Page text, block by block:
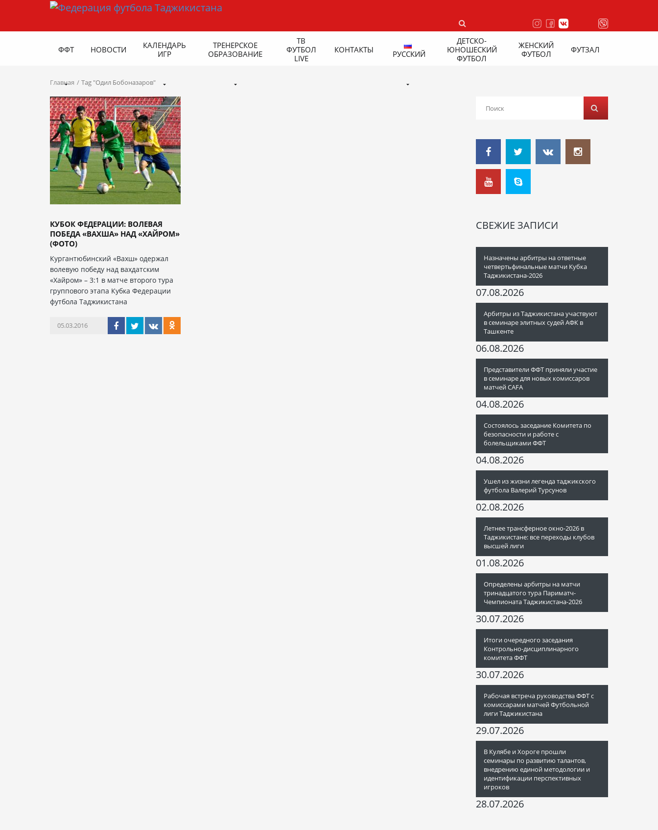
ФФТ НОВОСТИ
КАЛЕНДАРЬ
ИГР
ТРЕНЕРСКОЕ
ОБРАЗОВАНИЕ
ТВ
ФУТБОЛ
LIVE
КОНТАКТЫ РУССКИЙ
ДЕТСКО-
ЮНОШЕСКИЙ
ФУТБОЛ
ЖЕНСКИЙ
ФУТБОЛ
ФУТЗАЛ
Главная Tag "Одил Бобоназаров"
КУБОК ФЕДЕРАЦИИ: ВОЛЕВАЯ
ПОБЕДА «ВАХША» НАД «ХАЙРОМ»
(ФОТО)
Кургантюбинский «Вахш» одержал
волевую победу над вахдатским
«Хайром» – 3:1 в матче второго тура
группового этапа Кубка Федерации
футбола Таджикистана
05.03.2016
СВЕЖИЕ ЗАПИСИ
Назначены арбитры на ответные
четвертьфинальные матчи Кубка
Таджикистана-2026
07.08.2026
Арбитры из Таджикистана участвуют
в семинаре элитных судей АФК в
Ташкенте
06.08.2026
Представители ФФТ приняли участие
в семинаре для новых комиссаров
матчей CAFA
04.08.2026
Состоялось заседание Комитета по
безопасности и работе с
болельщиками ФФТ
04.08.2026
Ушел из жизни легенда таджикского
футбола Валерий Турсунов
02.08.2026
Летнее трансферное окно-2026 в
Таджикистане: все переходы клубов
высшей лиги
01.08.2026
Определены арбитры на матчи
тринадцатого тура Париматч-
Чемпионата Таджикистана-2026
30.07.2026
Итоги очередного заседания
Контрольно-дисциплинарного
комитета ФФТ
30.07.2026
Рабочая встреча руководства ФФТ с
комиссарами матчей Футбольной
лиги Таджикистана
29.07.2026
В Кулябе и Хороге прошли
семинары по развитию талантов,
внедрению единой методологии и
идентификации перспективных
игроков
28.07.2026